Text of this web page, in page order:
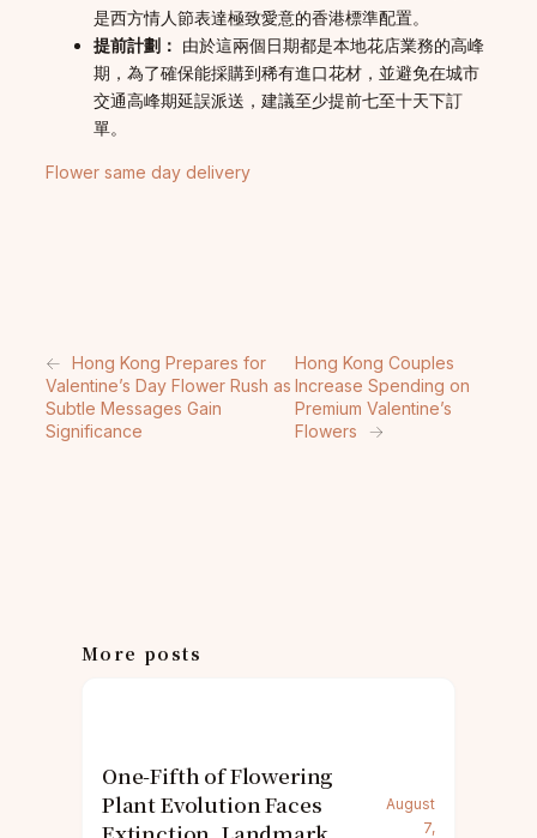
是西方情人節表達極致愛意的香港標準配置。
提前計劃： 由於這兩個日期都是本地花店業務的高峰
期，為了確保能採購到稀有進口花材，並避免在城市
交通高峰期延誤派送，建議至少提前七至十天下訂
單。
Flower same day delivery
← Hong Kong Prepares for
Valentine’s Day Flower Rush as
Subtle Messages Gain
Significance
Hong Kong Couples
Increase Spending on
Premium Valentine’s
Flowers
→
More posts
One-Fifth of Flowering
Plant Evolution Faces
August
7,